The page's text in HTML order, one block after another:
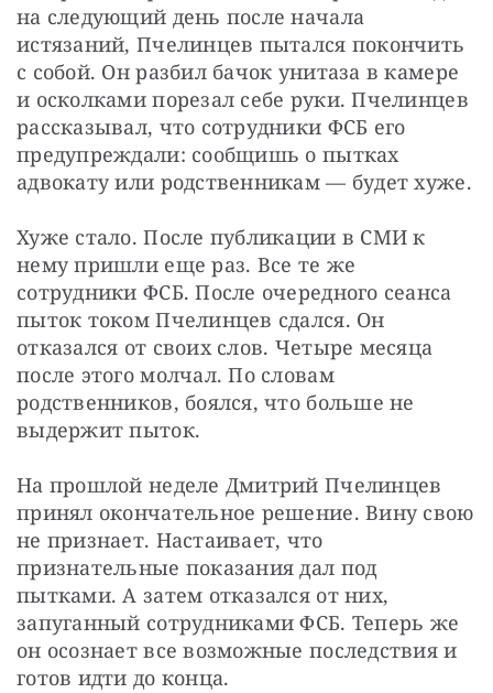
на следующий день после начала
истязаний, Пчелинцев пытался покончить
с собой. Он разбил бачок унитаза в камере
и осколками порезал себе руки. Пчелинцев
рассказывал, что сотрудники ФСБ его
предупреждали: сообщишь о пытках
адвокату или родственникам — будет хуже.
Хуже стало. После публикации в СМИ к
нему пришли еще раз. Все те же
сотрудники ФСБ. После очередного сеанса
пыток током Пчелинцев сдался. Он
отказался от своих слов. Четыре месяца
после этого молчал. По словам
родственников, боялся, что больше не
выдержит пыток.
На прошлой неделе Дмитрий Пчелинцев
принял окончательное решение. Вину свою
не признает. Настаивает, что
признательные показания дал под
пытками. А затем отказался от них,
запуганный сотрудниками ФСБ. Теперь же
он осознает все возможные последствия и
готов идти до конца.